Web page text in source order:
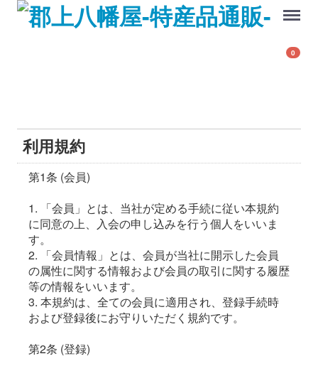
0
Menu
利用規約
第1条 (会員)
1. 「会員」とは、当社が定める手続に従い本規約
に同意の上、入会の申し込みを行う個人をいいま
す。
2. 「会員情報」とは、会員が当社に開示した会員
の属性に関する情報および会員の取引に関する履歴
等の情報をいいます。
3. 本規約は、全ての会員に適用され、登録手続時
および登録後にお守りいただく規約です。
第2条 (登録)